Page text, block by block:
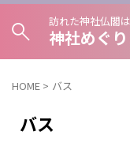
訪れた神社仏閣は
神社めぐ
HOME > バス
バス